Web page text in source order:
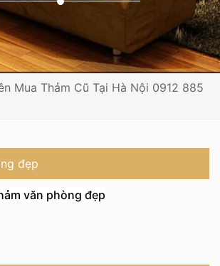
Mua Thảm Cũ Tại Hà Nội 0912 885
đẹp
văn phòng đẹp